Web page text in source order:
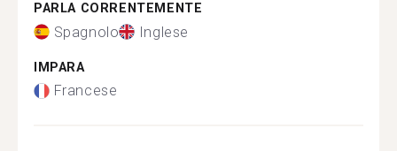
PARLA CORRENTEMENTE
Spagnolo Inglese
IMPARA
Francese